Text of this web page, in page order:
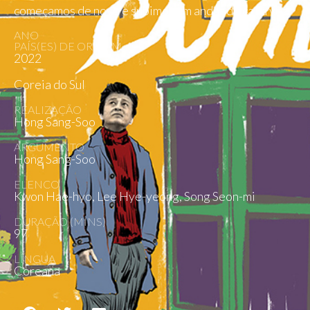
começamos de novo e subimos um andar de cada vez.
ANO
PAÍS(ES) DE ORIGEM
2022
Coreia do Sul
REALIZAÇÃO
Hong Sang-Soo
ARGUMENTO
Hong Sang-Soo
ELENCO
Kwon Hae-hyo, Lee Hye-yeong, Song Seon-mi
DURAÇÃO (MINS)
97
LÍNGUA
Coreana